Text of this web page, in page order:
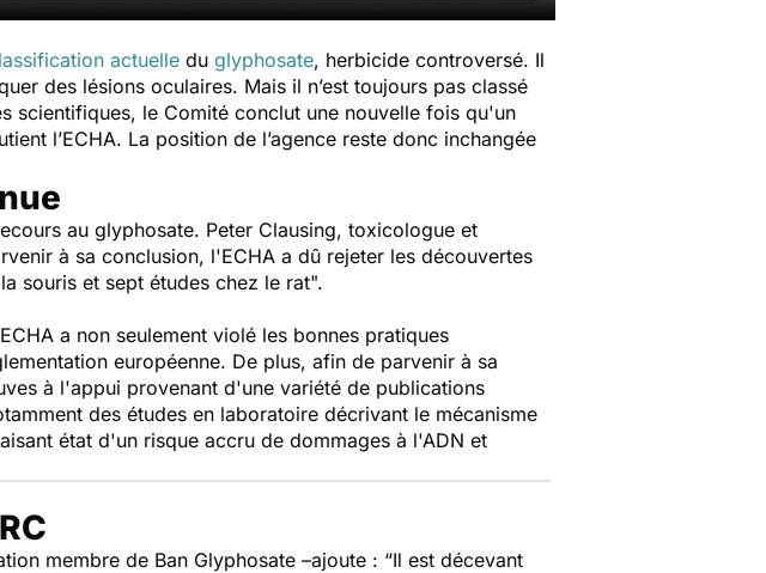
actuelle du glyphosate, herbicide controversé. Il
des lésions oculaires. Mais il n’est toujours pas classé
scientifiques, le Comité conclut une nouvelle fois qu'un
l’ECHA. La position de l’agence reste donc inchangée
au glyphosate. Peter Clausing, toxicologue et
à sa conclusion, l'ECHA a dû rejeter les découvertes
souris et sept études chez le rat".
a non seulement violé les bonnes pratiques
européenne. De plus, afin de parvenir à sa
à l'appui provenant d'une variété de publications
des études en laboratoire décrivant le mécanisme
état d'un risque accru de dommages à l'ADN et
membre de Ban Glyphosate –ajoute : “Il est décevant